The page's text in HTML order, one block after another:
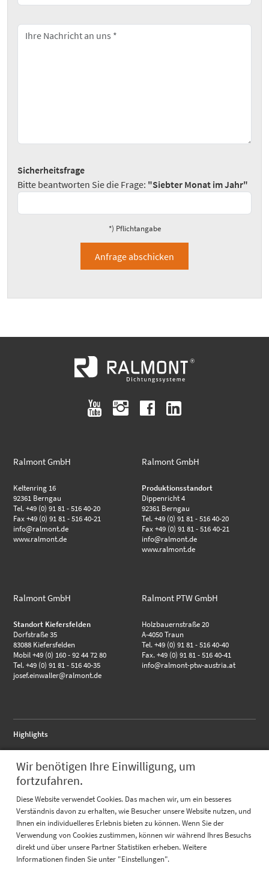
Sicherheitsfrage
Bitte beantworten Sie die Frage: "Siebter Monat im Jahr"
*) Pflichtangabe
Anfrage abschicken
youtube instagram facebook linkedin
Ralmont GmbH
Keltenring 16
92361 Berngau
Tel. +49 (0) 91 81 - 516 40-20
Fax +49 (0) 91 81 - 516 40-21
info@ralmont.de
www.ralmont.de
Ralmont GmbH
Produktionsstandort
Dippenricht 4
92361 Berngau
Tel. +49 (0) 91 81 - 516 40-20
Fax +49 (0) 91 81 - 516 40-21
info@ralmont.de
www.ralmont.de
Ralmont GmbH
Standort Kiefersfelden
Dorfstraße 35
83088 Kiefersfelden
Mobil +49 (0) 160 - 92 44 72 80
Tel. +49 (0) 91 81 - 516 40-35
josef.einwaller@ralmont.de
Ralmont PTW GmbH
Holzbauernstraße 20
A-4050 Traun
Tel. +49 (0) 91 81 - 516 40-40
Fax. +49 (0) 91 81 - 516 40-41
info@ralmont-ptw-austria.at
Highlights
RALMO - FBA complete
RALMO - UBS Unterbausystem
Katalog
Referenzen
Prüfungen
Wir benötigen Ihre Einwilligung, um
fortzufahren.
Diese Website verwendet Cookies. Das machen wir, um ein besseres
Verständnis davon zu erhalten, wie Besucher unsere Website nutzen, und
Ihnen ein individuelleres Erlebnis bieten zu können. Wenn Sie der
Verwendung von Cookies zustimmen, können wir während Ihres Besuchs
direkt und über unsere Partner Statistiken erheben. Weitere
Informationen finden Sie unter "Einstellungen".